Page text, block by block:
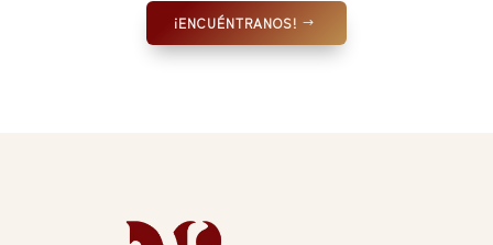
¡ENCUÉNTRANOS!